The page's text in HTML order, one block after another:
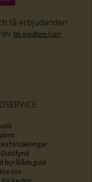
få erbjudanden
. Bli medlem här!
byrålådsguld
oss